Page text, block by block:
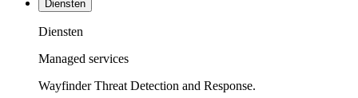
Diensten
Diensten
Managed services
Wayfinder Threat Detection and Response.